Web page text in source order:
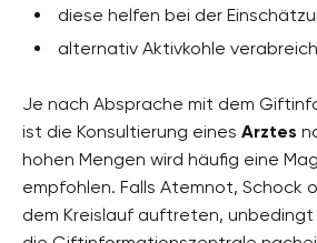
diese helfen bei der
alternativ Aktivkohle
Je nach Absprache mit dem
ist die Konsultierung eines Arztes
hohen Mengen wird häufig eine
empfohlen. Falls Atemnot, Schock
dem Kreislauf auftreten, unbedingt